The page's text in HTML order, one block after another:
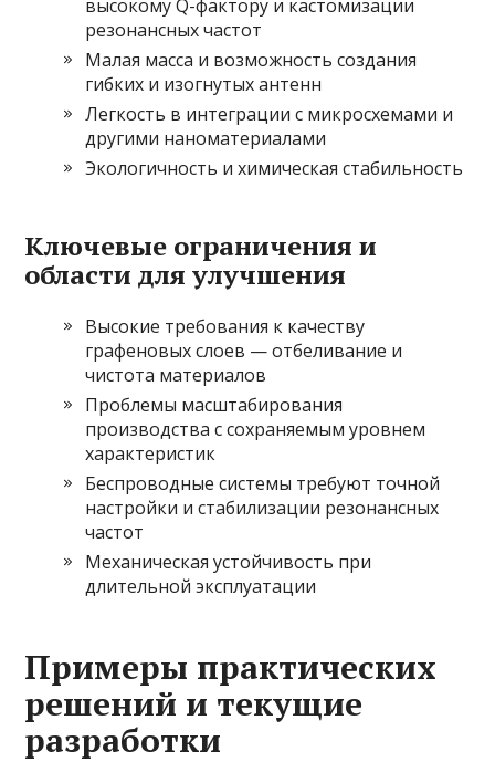
высокому Q-фактору и кастомизации
резонансных частот
Малая масса и возможность создания
гибких и изогнутых антенн
Легкость в интеграции с микросхемами и
другими наноматериалами
Экологичность и химическая стабильность
Ключевые ограничения и
области для улучшения
Высокие требования к качеству
графеновых слоев — отбеливание и
чистота материалов
Проблемы масштабирования
производства с сохраняемым уровнем
характеристик
Беспроводные системы требуют точной
настройки и стабилизации резонансных
частот
Механическая устойчивость при
длительной эксплуатации
Примеры практических
решений и текущие
разработки